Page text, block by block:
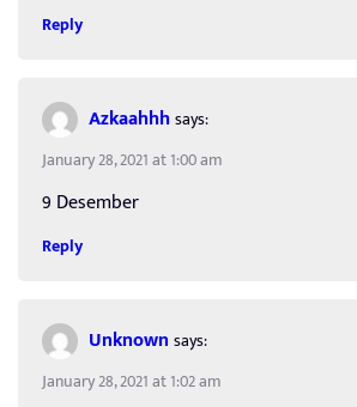
Reply
Azkaahhhsays:
January 28, 2021 at 1:00 am
9 Desember
Reply
Unknown says:
January 28, 2021 at 1:02 am